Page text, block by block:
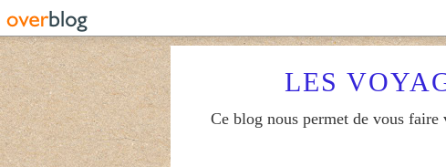
LES
Ce blog nous permet de vous